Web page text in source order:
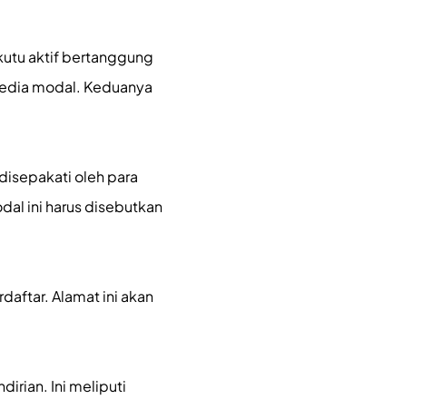
aktif bertanggung
modal. Keduanya
oleh para
ini harus disebutkan
Alamat ini akan
Ini meliputi